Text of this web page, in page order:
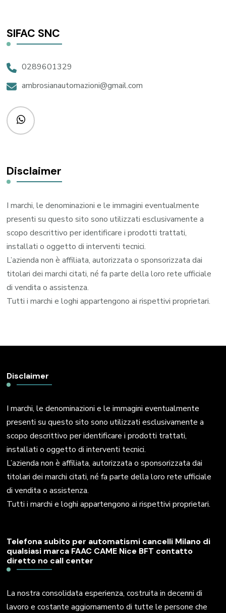
SIFAC SNC
0289601329
ambrosianautomazioni@gmail.com
Disclaimer
I marchi, le denominazioni e le immagini eventualmente
presenti su questo sito sono utilizzati esclusivamente a
scopo descrittivo per identificare i prodotti trattati,
installati o oggetto di interventi tecnici.
L’azienda non è affiliata, autorizzata o sponsorizzata dai
titolari dei marchi citati, né fa parte della loro rete ufficiale
di vendita o assistenza.
Tutti i marchi e loghi appartengono ai rispettivi proprietari.
Disclaimer
I marchi, le denominazioni e le immagini eventualmente
presenti su questo sito sono utilizzati esclusivamente a
scopo descrittivo per identificare i prodotti trattati,
installati o oggetto di interventi tecnici.
L’azienda non è affiliata, autorizzata o sponsorizzata dai
titolari dei marchi citati, né fa parte della loro rete ufficiale
di vendita o assistenza.
Tutti i marchi e loghi appartengono ai rispettivi proprietari.
Telefona subito per automatismi cancelli Milano di
qualsiasi marca FAAC CAME Nice BFT contatto
diretto no call center
La nostra consolidata esperienza, costruita in decenni di
lavoro e costante aggiornamento di tutte le persone che